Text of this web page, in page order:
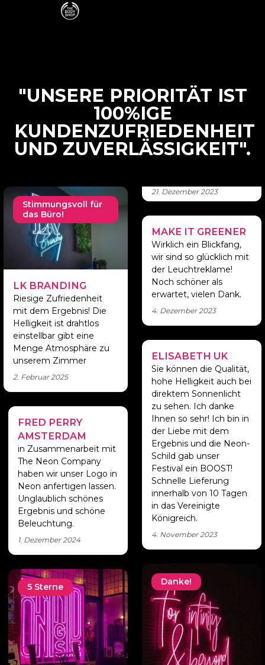
"UNSERE PRIORITÄT IST
100%IGE
KUNDENZUFRIEDENHEIT
UND ZUVERLÄSSIGKEIT".
Stimmungsvoll für
das Büro!
LK BRANDING
Riesige Zufriedenheit
mit dem Ergebnis! Die
Helligkeit ist drahtlos
einstellbar gibt eine
Menge Atmosphäre zu
unserem Zimmer
2. Februar 2025
Unser Neon-Logo
FRED PERRY
AMSTERDAM
in Zusammenarbeit mit
The Neon Company
haben wir unser Logo in
Neon anfertigen lassen.
Unglaublich schönes
Ergebnis und schöne
Beleuchtung.
1. Dezember 2024
5 Sterne
21. Dezember 2023
Spitzenunternehmen!
MAKE IT GREENER
Wirklich ein Blickfang,
wir sind so glücklich mit
der Leuchtreklame!
Noch schöner als
erwartet, vielen Dank.
4. Dezember 2023
Großartiges
Unternehmen
ELISABETH UK
Sie können die Qualität,
hohe Helligkeit auch bei
direktem Sonnenlicht
zu sehen. Ich danke
Ihnen so sehr! Ich bin in
der Liebe mit dem
Ergebnis und die Neon-
Schild gab unser
Festival ein BOOST!
Schnelle Lieferung
innerhalb von 10 Tagen
in das Vereinigte
Königreich.
4. November 2023
Danke!